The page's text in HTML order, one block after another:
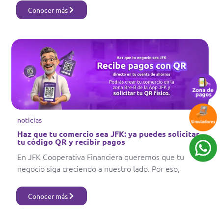
Conocer más
noticias
Haz que tu comercio sea JFK: ya puedes solicitar
tu código QR y recibir pagos
En JFK Cooperativa Financiera queremos que tu
negocio siga creciendo a nuestro lado. Por eso,
Conocer más